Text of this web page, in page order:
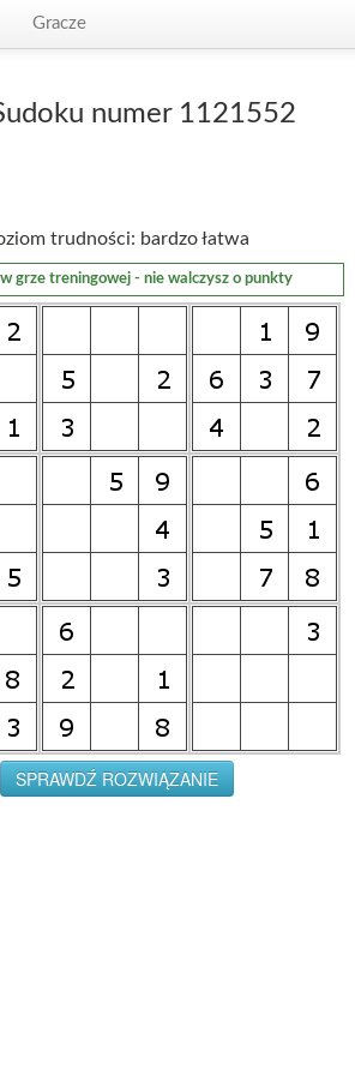
Gracze
numer 1121552
trudności: bardzo łatwa
grze treningowej - nie walczysz o punkty